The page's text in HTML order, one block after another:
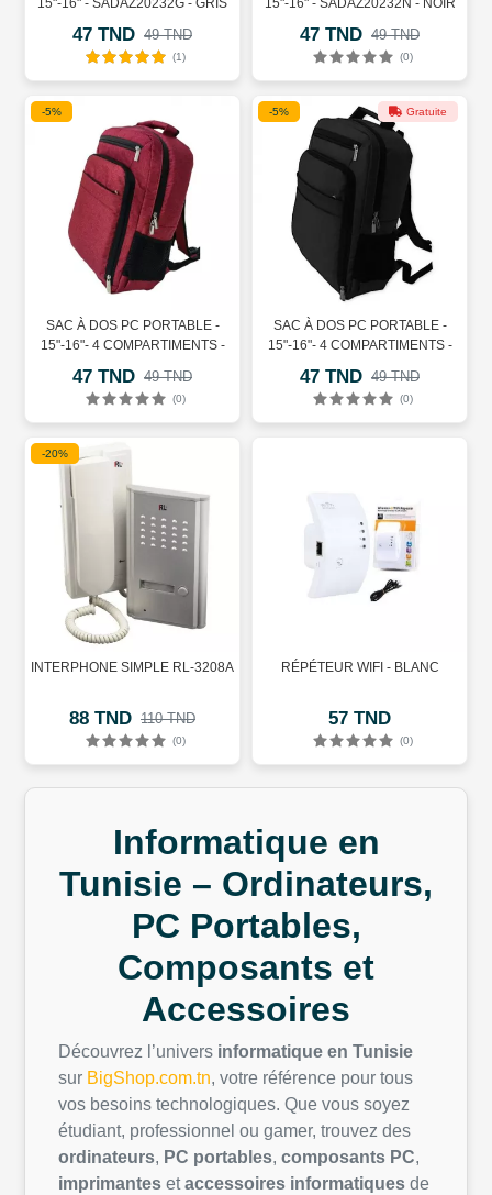
15"-16" - SADAZ20232G - GRIS
47 TND 49 TND
(1)
15"-16" - SADAZ20232N - NOIR
47 TND 49 TND
(0)
-5%
SAC À DOS PC PORTABLE -
15"-16"- 4 COMPARTIMENTS -
47 TND 49 TND
(0)
-5% Gratuite
SAC À DOS PC PORTABLE -
15"-16"- 4 COMPARTIMENTS -
47 TND 49 TND
(0)
-20%
INTERPHONE SIMPLE RL-3208A
88 TND 110 TND
(0)
RÉPÉTEUR WIFI - BLANC
57 TND
(0)
Informatique en
Tunisie – Ordinateurs,
PC Portables,
Composants et
Accessoires
Découvrez l’univers informatique en Tunisie
sur BigShop.com.tn, votre référence pour tous
vos besoins technologiques. Que vous soyez
étudiant, professionnel ou gamer, trouvez des
ordinateurs, PC portables, composants PC,
imprimantes etaccessoires informatiques de